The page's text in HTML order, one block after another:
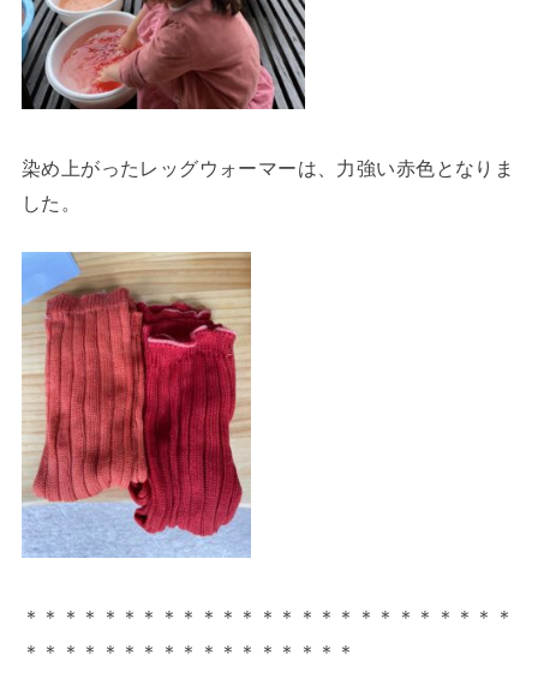
染め上がったレッグウォーマーは、力強い赤色となりま
した。
＊＊＊＊＊＊＊＊＊＊＊＊＊＊＊＊＊＊＊＊＊＊＊＊＊
＊＊＊＊＊＊＊＊＊＊＊＊＊＊＊＊＊